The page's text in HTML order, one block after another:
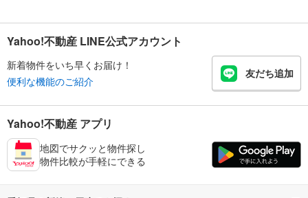
Yahoo!不動産 LINE公式アカウント
新着物件をいち早くお届け！
便利な機能のご紹介
友だち追加
Yahoo!不動産 アプリ
地図でサクッと物件探し
物件比較が手軽にできる